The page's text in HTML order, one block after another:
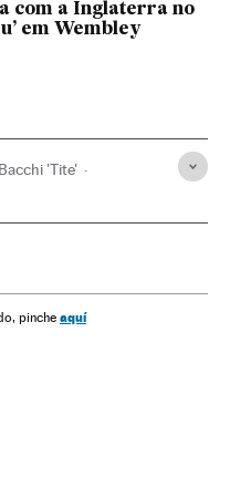
com a Inglaterra no
em Wembley
'Tite'
Futebol
América Latina
pinche aquí